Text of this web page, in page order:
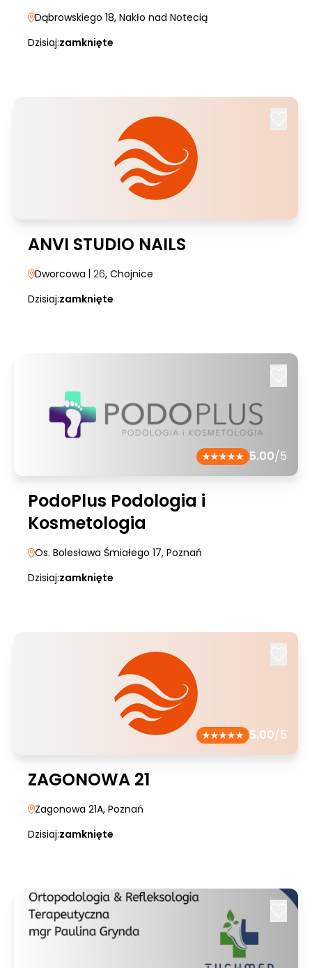
Dąbrowskiego 18, Nakło nad Notecią
Dzisiaj:zamknięte
ANVI STUDIO NAILS
Dworcowa | 26, Chojnice
Dzisiaj:zamknięte
5.00/5
PodoPlus Podologia i
Kosmetologia
Os. Bolesława Śmiałego 17, Poznań
Dzisiaj:zamknięte
5.00/5
ZAGONOWA 21
Zagonowa 21A, Poznań
Dzisiaj:zamknięte